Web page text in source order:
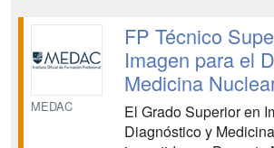
conocimientos
animación
MEDAC
FP Técnico
Imagen para el
Medicina
El Grado Superior en
Diagnóstico y